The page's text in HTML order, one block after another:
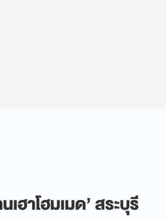
ฮาโฮมเมด’ สระบุรี